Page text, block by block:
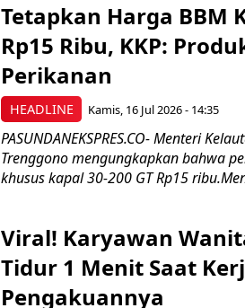
HEADLINE
Tetapkan Harga BBM
Rp15 Ribu, KKP:
Perikanan
Kamis, 16 Jul 2026 - 14:35
PASUNDANEKSPRES.CO- Menteri
Trenggono mengungkapkan bahwa
khusus kapal 30-200 GT Rp15
Viral! Karyawan
Tidur 1 Menit Saat
Pengakuannya